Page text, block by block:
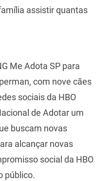
assistir quantas
Me Adota SP para
com nove cães
sociais da HBO
de Adotar um
buscam novas
alcançar novas
social da HBO
público.